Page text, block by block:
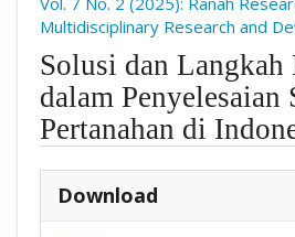
Multidisciplinary Research and
Solusi dan
dalam Penyelesaian
Pertanahan di
Download